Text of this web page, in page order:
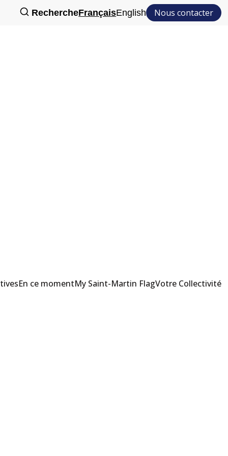
RechercheFrançaisEnglish Nous contacter
En ce momentMy Saint-Martin FlagVotre Collectivité